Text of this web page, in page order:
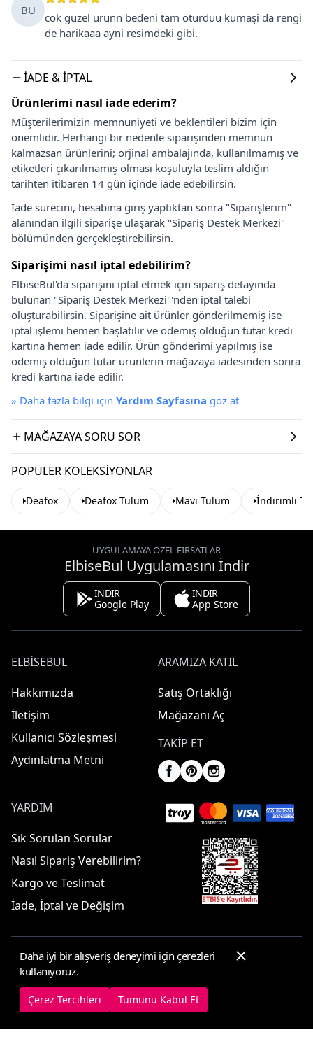
BU
cok guzel urunn bedeni tam oturduu kumaşi da rengi
de harikaaa ayni resimdeki gibi.
İADE & İPTAL
Ürünlerimi nasıl iade ederim?
Müşterilerimizin memnuniyeti ve beklentileri bizim için
önemlidir. Herhangi bir nedenle siparişinden memnun
kalmazsan ürünlerini; orjinal ambalajında, kullanılmamış ve
etiketleri çıkarılmamış olması koşuluyla teslim aldığın
tarihten itibaren 14 gün içinde iade edebilirsin.
İade sürecini, hesabına giriş yaptıktan sonra "Siparişlerim"
alanından ilgili siparişe ulaşarak "Sipariş Destek Merkezi"
bölümünden gerçekleştirebilirsin.
Siparişimi nasıl iptal edebilirim?
ElbiseBul'da siparişini iptal etmek için sipariş detayında
bulunan "Sipariş Destek Merkezi"'nden iptal talebi
oluşturabilirsin. Siparişine ait ürünler gönderilmemiş ise
iptal işlemi hemen başlatılır ve ödemiş olduğun tutar kredi
kartına hemen iade edilir. Ürün gönderimi yapılmış ise
ödemiş olduğun tutar ürünlerin mağazaya iadesinden sonra
kredi kartına iade edilir.
» Daha fazla bilgi için Yardım Sayfasına göz at
MAĞAZAYA SORU SOR
POPÜLER KOLEKSIYONLAR
Deafox Deafox Tulum Mavi Tulum İndirimli
UYGULAMAYA ÖZEL FIRSATLAR
ElbiseBul Uygulamasını İndir
İNDİR
Google Play
İNDİR
App Store
ELBISEBUL
Hakkımızda
İletişim
Kullanıcı Sözleşmesi
Aydınlatma Metni
ARAMIZA KATIL
Satış Ortaklığı
Mağazanı Aç
TAKIP ET
YARDIM
Sık Sorulan Sorular
Nasıl Sipariş Verebilirim?
Kargo ve Teslimat
İade, İptal ve Değişim
© 2025 ElbiseBul -
Çerez Tercihleri Çerez Politikası
Daha iyi bir alışveriş deneyimi için çerezleri
kullanıyoruz.
Çerez Tercihleri Tümünü Kabul Et